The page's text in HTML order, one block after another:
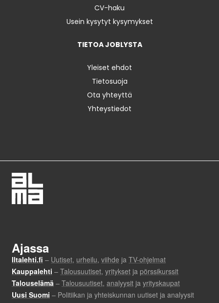
CV-haku
Usein kysytyt kysymykset
TIETOA JOBLYSTA
Yleiset ehdot
Tietosuoja
Ota yhteyttä
Yhteystiedot